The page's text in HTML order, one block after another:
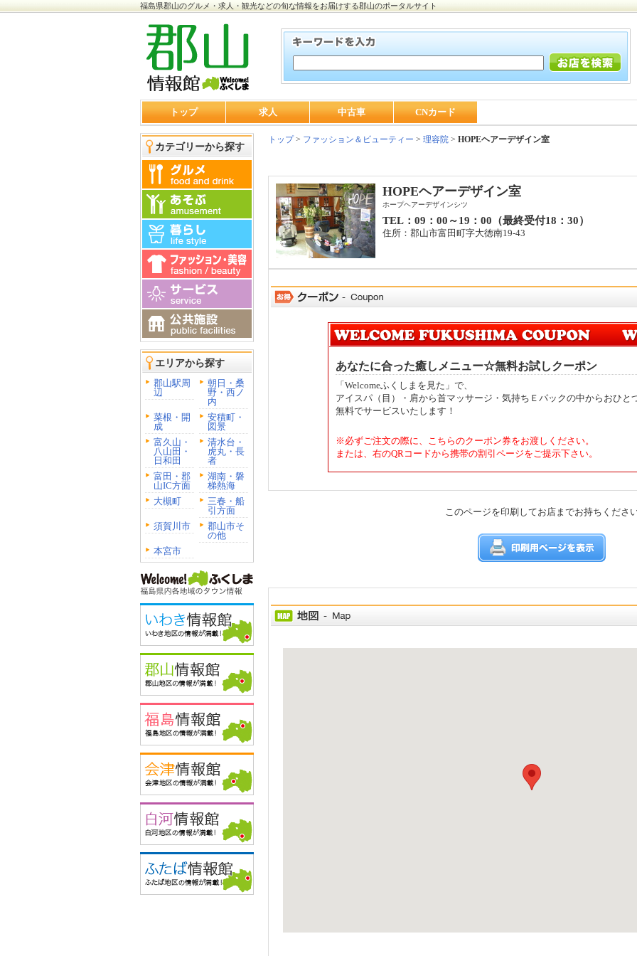
福島県郡山のグルメ・求人・観光などの旬な情報をお届けする郡山のポータルサイト
トップ 求人 中古車 CNカード
カテゴリーから探す
エリアから探す
郡山駅周
辺
朝日・桑
野・西ノ
内
菜根・開
成
安積町・
図景
富久山・
八山田・
日和田
清水台・
虎丸・長
者
富田・郡
山IC方面
湖南・磐
梯熱海
大槻町
三春・船
引方面
須賀川市
郡山市そ
の他
本宮市
トップ> ファッション＆ビューティー > 理容院 > HOPEヘアーデザイン室
HOPEヘアーデザイン室
ホープヘアーデザインシツ
TEL：09：00～19：00（最終受付18：30）
住所：郡山市富田町字大徳南19-43
あなたに合った癒しメニュー☆無料お試しクーポン
「Welcomeふくしまを見た」で、
アイスパ（目）・肩から首マッサージ・気持ちＥパックの中からおひと
無料でサービスいたします！
※必ずご注文の際に、こちらのクーポン券をお渡しください。
または、右のQRコードから携帯の割引ページをご提示下さい。
このページを印刷してお店までお持ちくださ